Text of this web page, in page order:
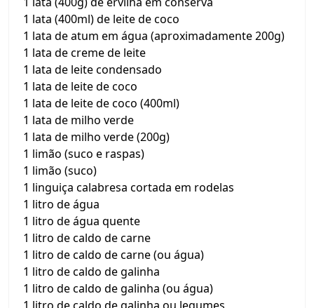
1 lata (400ml) de leite de coco
1 lata de atum em água (aproximadamente 200g)
1 lata de creme de leite
1 lata de leite condensado
1 lata de leite de coco
1 lata de leite de coco (400ml)
1 lata de milho verde
1 lata de milho verde (200g)
1 limão (suco e raspas)
1 limão (suco)
1 linguiça calabresa cortada em rodelas
1 litro de água
1 litro de água quente
1 litro de caldo de carne
1 litro de caldo de carne (ou água)
1 litro de caldo de galinha
1 litro de caldo de galinha (ou água)